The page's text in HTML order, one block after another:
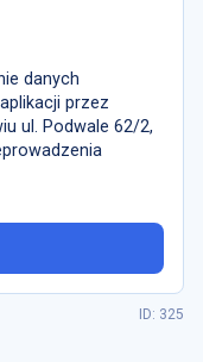
danych
przez
ul. Podwale 62/2,
ID: 325